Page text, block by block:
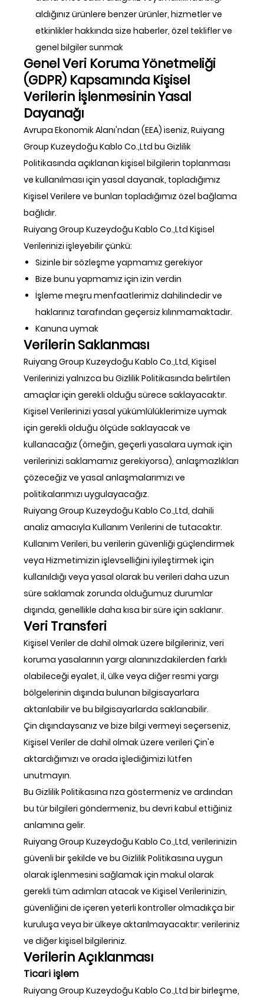
aldığınız ürünlere benzer ürünler, hizmetler ve
etkinlikler hakkında size haberler, özel teklifler ve
genel bilgiler sunmak
Genel Veri Koruma Yönetmeliği
(GDPR) Kapsamında Kişisel
Verilerin İşlenmesinin Yasal
Dayanağı
Avrupa Ekonomik Alanı'ndan (EEA) iseniz, Ruiyang
Group Kuzeydoğu Kablo Co.,Ltd bu Gizlilik
Politikasında açıklanan kişisel bilgilerin toplanması
ve kullanılması için yasal dayanak, topladığımız
Kişisel Verilere ve bunları topladığımız özel bağlama
bağlıdır.
Ruiyang Group Kuzeydoğu Kablo Co.,Ltd Kişisel
Verilerinizi işleyebilir çünkü:
Sizinle bir sözleşme yapmamız gerekiyor
Bize bunu yapmamız için izin verdin
İşleme meşru menfaatlerimiz dahilindedir ve
haklarınız tarafından geçersiz kılınmamaktadır.
Kanuna uymak
Verilerin Saklanması
Ruiyang Group Kuzeydoğu Kablo Co.,Ltd, Kişisel
Verilerinizi yalnızca bu Gizlilik Politikasında belirtilen
amaçlar için gerekli olduğu sürece saklayacaktır.
Kişisel Verilerinizi yasal yükümlülüklerimize uymak
için gerekli olduğu ölçüde saklayacak ve
kullanacağız (örneğin, geçerli yasalara uymak için
verilerinizi saklamamız gerekiyorsa), anlaşmazlıkları
çözeceğiz ve yasal anlaşmalarımızı ve
politikalarımızı uygulayacağız.
Ruiyang Group Kuzeydoğu Kablo Co.,Ltd, dahili
analiz amacıyla Kullanım Verilerini de tutacaktır.
Kullanım Verileri, bu verilerin güvenliği güçlendirmek
veya Hizmetimizin işlevselliğini iyileştirmek için
kullanıldığı veya yasal olarak bu verileri daha uzun
süre saklamak zorunda olduğumuz durumlar
dışında, genellikle daha kısa bir süre için saklanır.
Veri Transferi
Kişisel Veriler de dahil olmak üzere bilgileriniz, veri
koruma yasalarının yargı alanınızdakilerden farklı
olabileceği eyalet, il, ülke veya diğer resmi yargı
bölgelerinin dışında bulunan bilgisayarlara
aktarılabilir ve bu bilgisayarlarda saklanabilir.
Çin dışındaysanız ve bize bilgi vermeyi seçerseniz,
Kişisel Veriler de dahil olmak üzere verileri Çin'e
aktardığımızı ve orada işlediğimizi lütfen
unutmayın.
Bu Gizlilik Politikasına rıza göstermeniz ve ardından
bu tür bilgileri göndermeniz, bu devri kabul ettiğiniz
anlamına gelir.
Ruiyang Group Kuzeydoğu Kablo Co.,Ltd, verilerinizin
güvenli bir şekilde ve bu Gizlilik Politikasına uygun
olarak işlenmesini sağlamak için makul olarak
gerekli tüm adımları atacak ve Kişisel Verilerinizin,
güvenliğini de içeren yeterli kontroller olmadıkça bir
kuruluşa veya bir ülkeye aktarılmayacaktır: verileriniz
ve diğer kişisel bilgileriniz.
Verilerin Açıklanması
Ticari işlem
Ruiyang Group Kuzeydoğu Kablo Co.,Ltd bir birleşme,